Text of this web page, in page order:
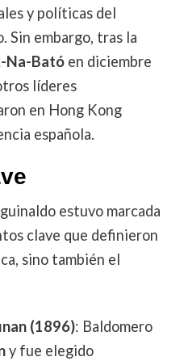
y políticas del
Sin embargo, tras la
Na-Batóen diciembre
líderes
en Hong Kong
española.
estuvo marcada
clave que definieron
sino también el
(1896): Baldomero
y fue elegido